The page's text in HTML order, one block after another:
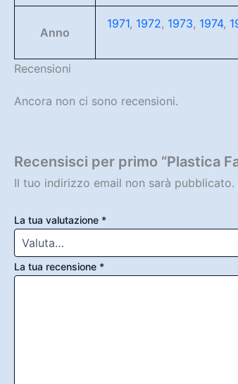
Anno
1971, 1972, 1973, 1974,
Recensioni
Ancora non ci sono recensioni.
Recensisci per primo “Plastica
Il tuo indirizzo email non sarà pubblicato.
La tua valutazione *
La tua recensione *